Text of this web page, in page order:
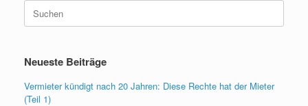
Suchen
nach:
Neueste Beiträge
Vermieter kündigt nach 20 Jahren: Diese Rechte hat der Mieter
(Teil 1)